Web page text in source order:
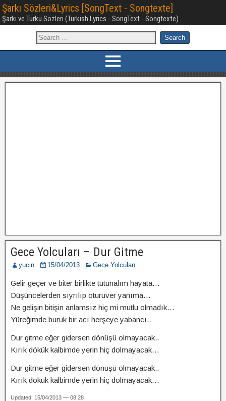
Şarkı Sözleri&Lyrics [SongText - Songtexte]
Şarkı ve Türkü Sözleri (Turkish Lyrics - SongText - Songtexte)
Gece Yolcuları – Dur Gitme
yucin 15/04/2013 Gece Yolcuları
Gelir geçer ve biter birlikte tutunalım hayata…
Düşüncelerden sıyrılıp oturuver yanıma…
Ne gelişin bitişin anlamsız hiç mi mutlu olmadık…
Yüreğimde buruk bir acı herşeye yabancı..
Dur gitme eğer gidersen dönüşü olmayacak..
Kırık dökük kalbimde yerin hiç dolmayacak…
Dur gitme eğer gidersen dönüşü olmayacak..
Kırık dökük kalbimde yerin hiç dolmayacak…
Updated: 15/04/2013 — 08:28